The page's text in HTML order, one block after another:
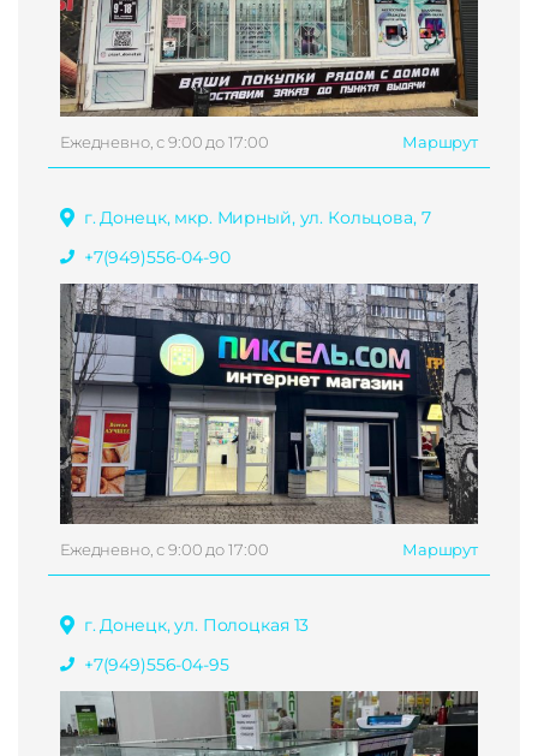
Ежедневно, с 9:00 до 17:00 Маршрут
г. Донецк, мкр. Мирный, ул. Кольцова, 7
+7(949)556-04-90
Ежедневно, с 9:00 до 17:00 Маршрут
г. Донецк, ул. Полоцкая 13
+7(949)556-04-95